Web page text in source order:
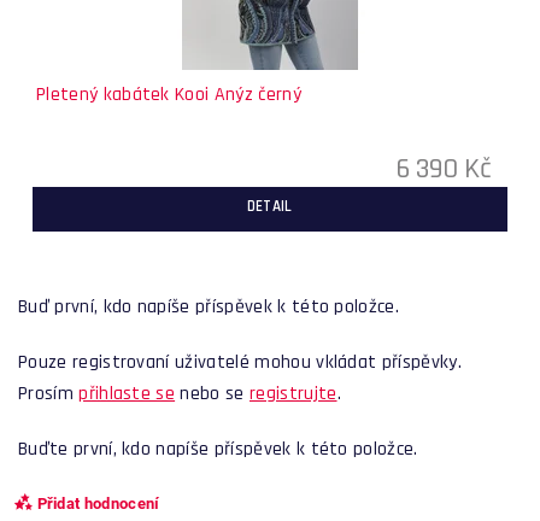
Pletený kabátek Kooi Anýz černý
6 390 Kč
DETAIL
Buď první, kdo napíše příspěvek k této položce.
Pouze registrovaní uživatelé mohou vkládat příspěvky.
Prosímpřihlaste se nebo se registrujte.
Buďte první, kdo napíše příspěvek k této položce.
Přidat hodnocení